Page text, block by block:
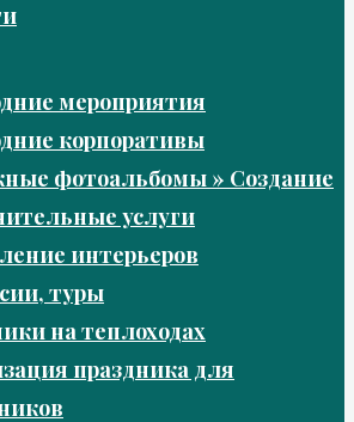
мероприятия
корпоративы
фотоальбомы » Создание
услуги
интерьеров
туры
на теплоходах
праздника для